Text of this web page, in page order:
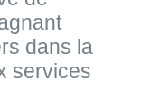
dans la
services